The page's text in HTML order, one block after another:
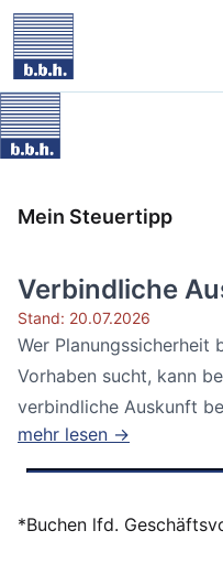
Mein Steuertipp
Verbindliche
Stand: 20.07.2026
Wer Planungssicherheit
Vorhaben sucht, kann
verbindliche Auskunft
Bundesfinanzhof...
mehr lesen →
*Buchen lfd.